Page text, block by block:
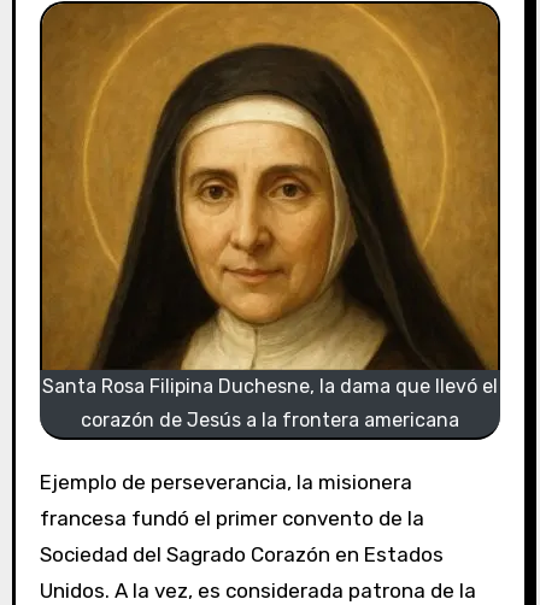
Santa Rosa Filipina Duchesne, la dama que llevó el
corazón de Jesús a la frontera americana
Ejemplo de perseverancia, la misionera
francesa fundó el primer convento de la
Sociedad del Sagrado Corazón en Estados
Unidos. A la vez, es considerada patrona de la